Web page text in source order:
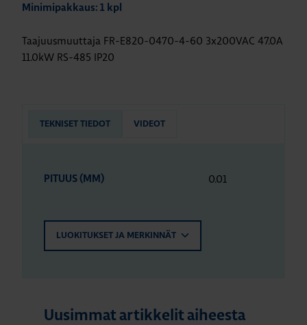
Minimipakkaus: 1 kpl
Taajuusmuuttaja FR-E820-0470-4-60 3x200VAC 47.0A
11.0kW RS-485 IP20
TEKNISET TIEDOT VIDEOT
PITUUS (MM) 0.01
LUOKITUKSET JA MERKINNÄT
Uusimmat artikkelit aiheesta